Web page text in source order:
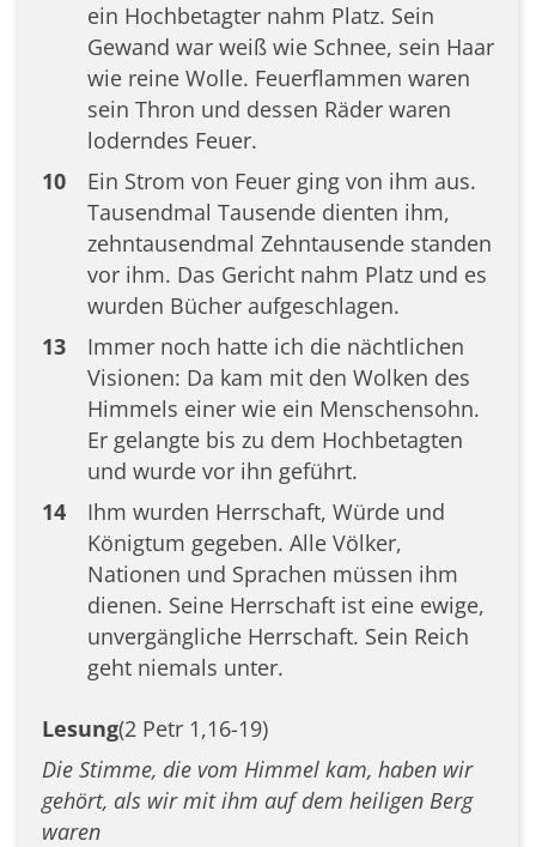
ein Hochbetagter nahm Platz. Sein
Gewand war weiß wie Schnee, sein Haar
wie reine Wolle. Feuerflammen waren
sein Thron und dessen Räder waren
loderndes Feuer.
10
Ein Strom von Feuer ging von ihm aus.
Tausendmal Tausende dienten ihm,
zehntausendmal Zehntausende standen
vor ihm. Das Gericht nahm Platz und es
wurden Bücher aufgeschlagen.
13
Immer noch hatte ich die nächtlichen
Visionen: Da kam mit den Wolken des
Himmels einer wie ein Menschensohn.
Er gelangte bis zu dem Hochbetagten
und wurde vor ihn geführt.
14
Ihm wurden Herrschaft, Würde und
Königtum gegeben. Alle Völker,
Nationen und Sprachen müssen ihm
dienen. Seine Herrschaft ist eine ewige,
unvergängliche Herrschaft. Sein Reich
geht niemals unter.
Lesung(2 Petr 1,16-19)
Die Stimme, die vom Himmel kam, haben wir
gehört, als wir mit ihm auf dem heiligen Berg
waren